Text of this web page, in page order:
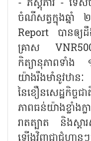
- ភស្តុភារ - ទេ
ចំណីសត្វក្នុងឆ្ន
Report បានឲ្យ
គ្រាស
កិត្យានុភាពទាំង
យ៉ាងរឹងមាំនូវឋ
នៃខឿនសេដ្ឋកិច្
ភាពធន់យ៉ាងខ្លាំ
រាតត្បាត និងស្ដា